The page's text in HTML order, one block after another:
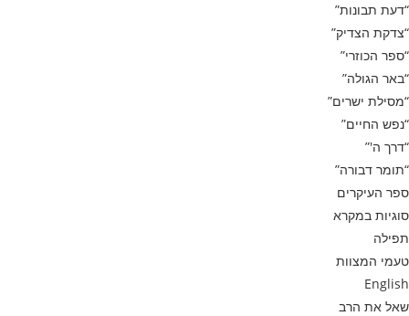
“דעת תבונות”
“צדקת הצדיק”
“ספר הכוזרי”
“באר הגולה”
“מסילת ישרים”
“נפש החיים”
“דרך ה'”
“תומר דבורה”
ספר העיקרים
סוגיות במקרא
תפילה
טעמי המצוות
English
שאל את הרב